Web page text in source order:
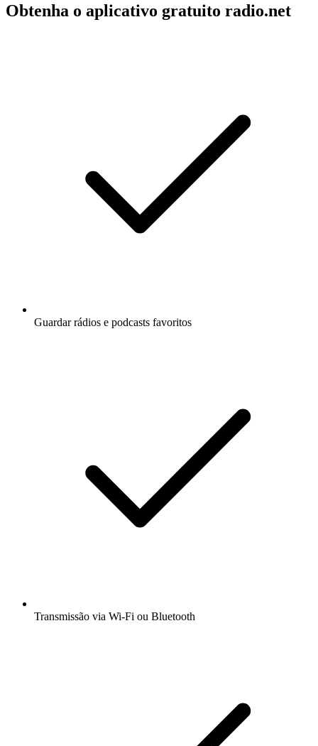
Obtenha o aplicativo gratuito radio.net
Guardar rádios e podcasts favoritos
Transmissão via Wi-Fi ou Bluetooth